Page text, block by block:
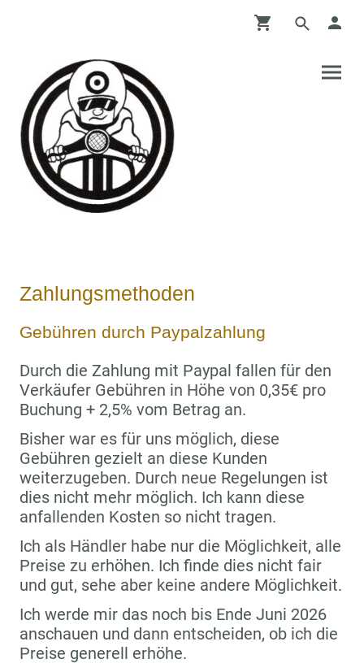
Zahlungsmethoden
Gebühren durch Paypalzahlung
Durch die Zahlung mit Paypal fallen für den
Verkäufer Gebühren in Höhe von 0,35€ pro
Buchung + 2,5% vom Betrag an.
Bisher war es für uns möglich, diese
Gebühren gezielt an diese Kunden
weiterzugeben. Durch neue Regelungen ist
dies nicht mehr möglich. Ich kann diese
anfallenden Kosten so nicht tragen.
Ich als Händler habe nur die Möglichkeit, alle
Preise zu erhöhen. Ich finde dies nicht fair
und gut, sehe aber keine andere Möglichkeit.
Ich werde mir das noch bis Ende Juni 2026
anschauen und dann entscheiden, ob ich die
Preise generell erhöhe.